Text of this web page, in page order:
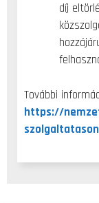
díj
További
https://